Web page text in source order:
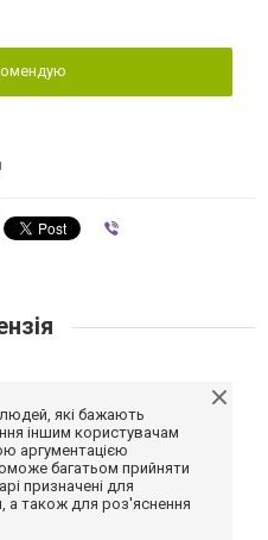
людей, які бажають
іншим користувачам
аргументацією
багатьом прийняти
призначені для
а також для роз'яснення